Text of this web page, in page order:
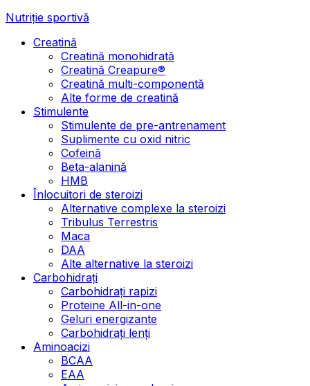
Nutriție sportivă
Creatină
Creatină monohidrată
Creatină Creapure®
Creatină multi-componentă
Alte forme de creatină
Stimulente
Stimulente de pre-antrenament
Suplimente cu oxid nitric
Cofeină
Beta-alanină
HMB
Înlocuitori de steroizi
Alternative complexe la steroizi
Tribulus Terrestris
Maca
DAA
Alte alternative la steroizi
Carbohidrați
Carbohidrați rapizi
Proteine All-in-one
Geluri energizante
Carbohidrați lenți
Aminoacizi
BCAA
EAA